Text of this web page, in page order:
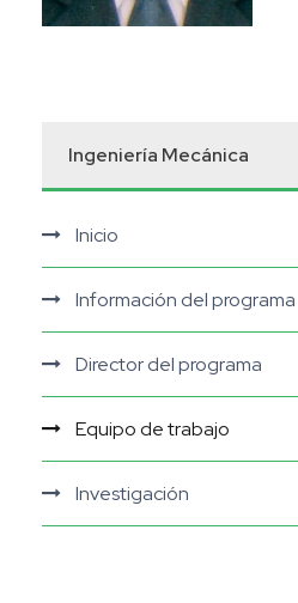
Ingeniería Mecánica
Inicio
Información del programa
Director del programa
Equipo de trabajo
Investigación